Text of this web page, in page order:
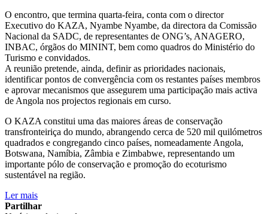
O encontro, que termina quarta-feira, conta com o director
Executivo do KAZA, Nyambe Nyambe, da directora da Comissão
Nacional da SADC, de representantes de ONG’s, ANAGERO,
INBAC, órgãos do MININT, bem como quadros do Ministério do
Turismo e convidados.
A reunião pretende, ainda, definir as prioridades nacionais,
identificar pontos de convergência com os restantes países membros
e aprovar mecanismos que assegurem uma participação mais activa
de Angola nos projectos regionais em curso.
O KAZA constitui uma das maiores áreas de conservação
transfronteiriça do mundo, abrangendo cerca de 520 mil quilómetros
quadrados e congregando cinco países, nomeadamente Angola,
Botswana, Namíbia, Zâmbia e Zimbabwe, representando um
importante pólo de conservação e promoção do ecoturismo
sustentável na região.
Ler mais
Partilhar